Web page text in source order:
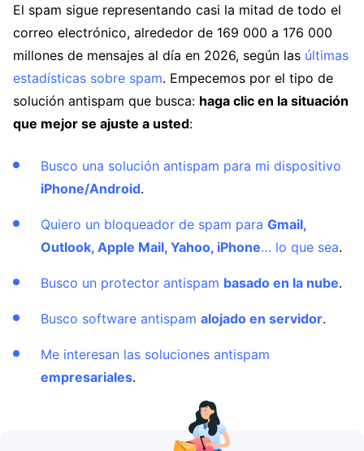
El spam sigue representando casi la mitad de todo el
correo electrónico, alrededor de 169 000 a 176 000
millones de mensajes al día en 2026, según las últimas
estadísticas sobre spam. Empecemos por el tipo de
solución antispam que busca: haga clic en la situación
que mejor se ajuste a usted:
Busco una solución antispam para mi dispositivo
iPhone/Android.
Quiero un bloqueador de spam para Gmail,
Outlook, Apple Mail, Yahoo, iPhone… lo que sea.
Busco un protector antispam basado en la nube.
Busco software antispam alojado en servidor.
Me interesan las soluciones antispam
empresariales.